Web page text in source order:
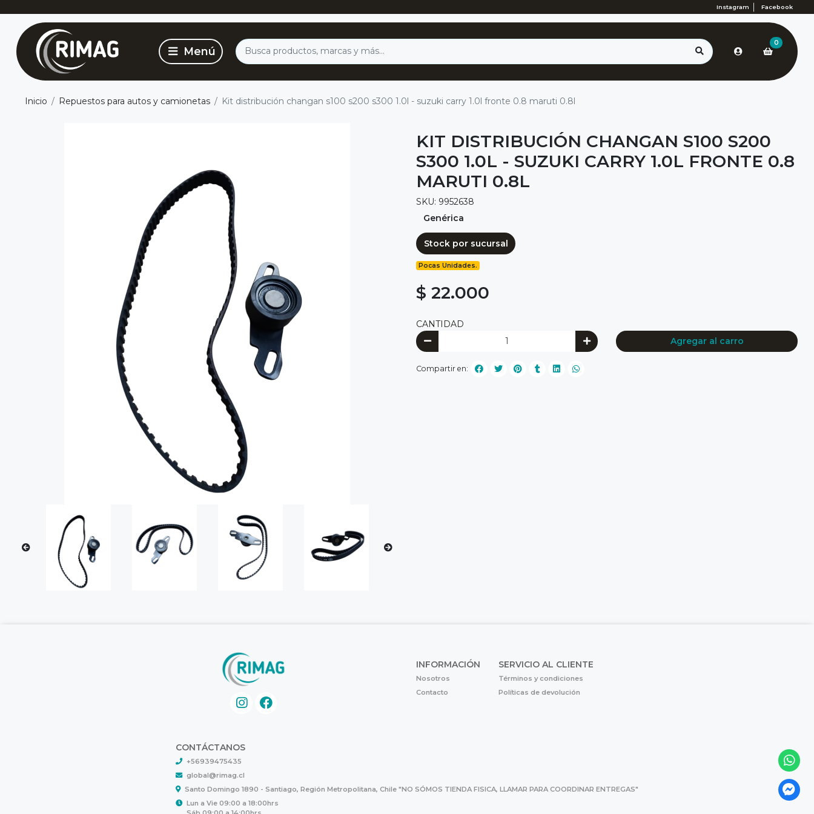
Instagram Facebook
0
Inicio Repuestos para autos y camionetas Kit distribución changan s100 s200 s300 1.0l - suzuki carry 1.0l fronte 0.8 maruti 0.8l
KIT DISTRIBUCIÓN CHANGAN S100 S200
S300 1.0L - SUZUKI CARRY 1.0L FRONTE 0.8
MARUTI 0.8L
SKU: 9952638
Genérica
Stock por sucursal
Pocas Unidades.
$ 22.000
CANTIDAD
Agregar al carro
Compartir en:
INFORMACIÓN
Nosotros
Contacto
SERVICIO AL CLIENTE
Términos y condiciones
Políticas de devolución
CONTÁCTANOS
+56939475435
global@rimag.cl
Santo Domingo 1890 - Santiago, Región Metropolitana, Chile "NO SÓMOS TIENDA FISICA, LLAMAR PARA COORDINAR ENTREGAS"
Lun a Vie 09:00 a 18:00hrs